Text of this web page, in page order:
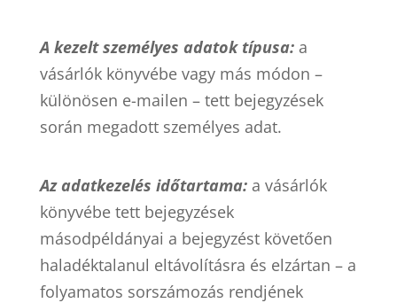
A kezelt személyes adatok típusa:a
vásárlók könyvébe vagy más módon –
különösen e-mailen – tett bejegyzések
során megadott személyes adat.
Az adatkezelés időtartama:a vásárlók
könyvébe tett bejegyzések
másodpéldányai a bejegyzést követően
haladéktalanul eltávolításra és elzártan – a
folyamatos sorszámozás rendjének